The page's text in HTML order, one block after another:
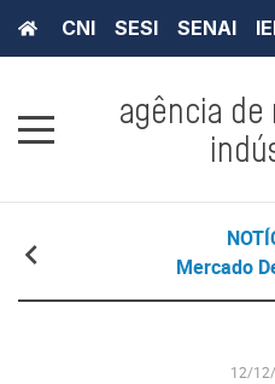
CNI SESI SENAI
agência
Mercado
12/